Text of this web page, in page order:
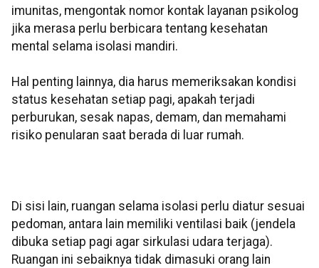
imunitas, mengontak nomor kontak layanan psikolog
jika merasa perlu berbicara tentang kesehatan
mental selama isolasi mandiri.
Hal penting lainnya, dia harus memeriksakan kondisi
status kesehatan setiap pagi, apakah terjadi
perburukan, sesak napas, demam, dan memahami
risiko penularan saat berada di luar rumah.
Di sisi lain, ruangan selama isolasi perlu diatur sesuai
pedoman, antara lain memiliki ventilasi baik (jendela
dibuka setiap pagi agar sirkulasi udara terjaga).
Ruangan ini sebaiknya tidak dimasuki orang lain